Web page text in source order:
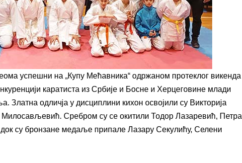
успешни на „Купу Мећавника“ одржаном протеклог викенда
каратиста из Србије и Босне и Херцеговине млади
Златна одличја у дисциплини кихон освојили су Викторија
Сребром су се окитили Тодор Лазаревић, Петра
су бронзане медаље припале Лазару Секулићу, Селени